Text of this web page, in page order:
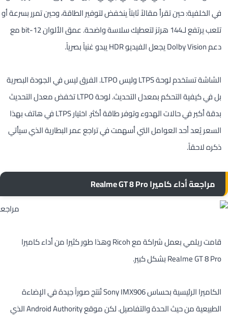
في الخلفية: حين تقرأ مقالاً ثابتاً ينخفض لتوفير الطاقة، وحين تمرر بسرعة أو
تلعب يرتفع لـ144 هرتز لتعطيك سلاسة واضحة. عمق الألوان 12-bit مع
دعم Dolby Vision يجعل الفيديو HDR يبدو غنياً بصرياً.
الشاشة تستخدم لوحة LTPS وليس LTPO. الفرق ليس في الجودة البصرية
بل في كيفية التحكم بمعدل التحديث. لوحة LTPO تخفض معدل التحديث
بدقة أكبر في حالات الهدوء وتوفر طاقة أكثر. اختيار LTPS في هاتف بهذا
السعر يُعد أحد العوامل التي أسهمت في تراجع عمر البطارية الذي سيأتي
ذكره لاحقاً.
مراجعة أداء كاميرا Realme GT 8 Pro
قامت ريلمي بعمل شراكة مع Ricoh وهذا طور كثيرا من أداء كاميرا
Realme GT 8 Pro بشكل كبير.
الكاميرا الرئيسية بحساس Sony IMX906 تُنتج صوراً جيدة في الإضاءة
الطبيعية من حيث الحدة والتفاصيل. لكن موقع Android Authority الذي